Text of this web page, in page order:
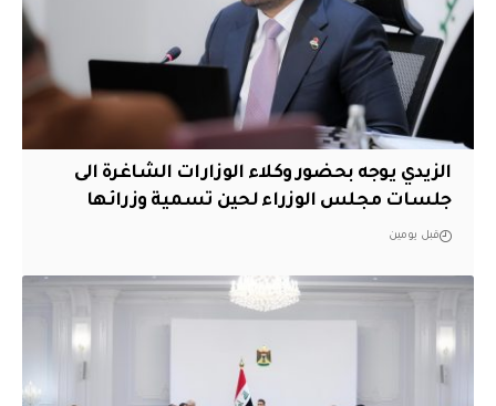
الزيدي يوجه بحضور وكلاء الوزارات الشاغرة الى
جلسات مجلس الوزراء لحين تسمية وزرائها
قبل يومين